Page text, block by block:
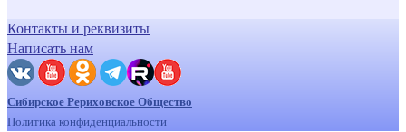
Контакты и реквизиты
Написать нам
Сибирское Рериховское Общество
Политика конфиденциальности